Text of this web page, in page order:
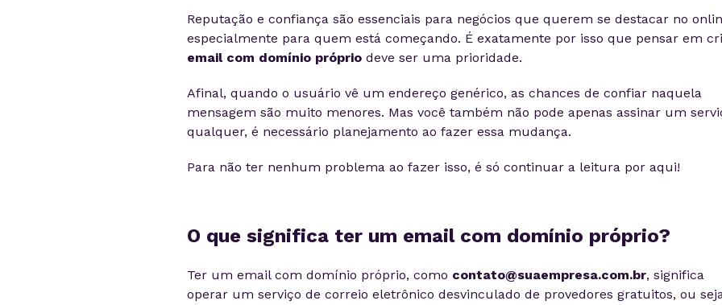
Reputação e confiança são essenciais para negócios que querem se destacar no
especialmente para quem está começando. É exatamente por isso que pensar em
email com domínio própriodeve ser uma prioridade.
Afinal, quando o usuário vê um endereço genérico, as chances de confiar naquela
mensagem são muito menores. Mas você também não pode apenas assinar um
qualquer, é necessário planejamento ao fazer essa mudança.
Para não ter nenhum problema ao fazer isso, é só continuar a leitura por aqui!
O que significa ter um email com domínio próprio?
Ter um email com domínio próprio, como contato@suaempresa.com.br, significa
operar um serviço de correio eletrônico desvinculado de provedores gratuitos, ou